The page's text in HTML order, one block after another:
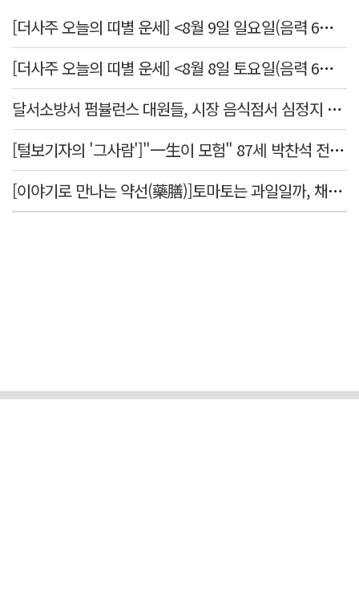
[더사주 오늘의 띠별 운세] <8월 9일 일요일(음력 6월27일)>
[더사주 오늘의 띠별 운세] <8월 8일 토요일(음력 6월26일)>
달서소방서 펌뷸런스 대원들, 시장 음식점서 심정지 환자 생명 살려
[털보기자의 '그사람']"一生이 모험" 87세 박찬석 전 경북대 총장
[이야기로 만나는 약선(藥膳)]토마토는 과일일까, 채소일까